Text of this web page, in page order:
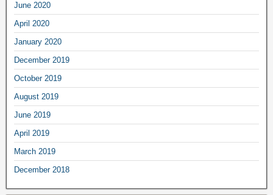
June 2020
April 2020
January 2020
December 2019
October 2019
August 2019
June 2019
April 2019
March 2019
December 2018